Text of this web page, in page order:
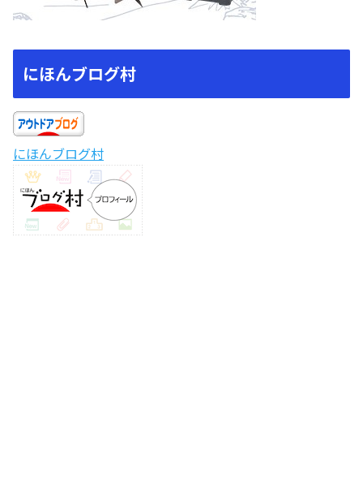
にほんブログ村
にほんブログ村